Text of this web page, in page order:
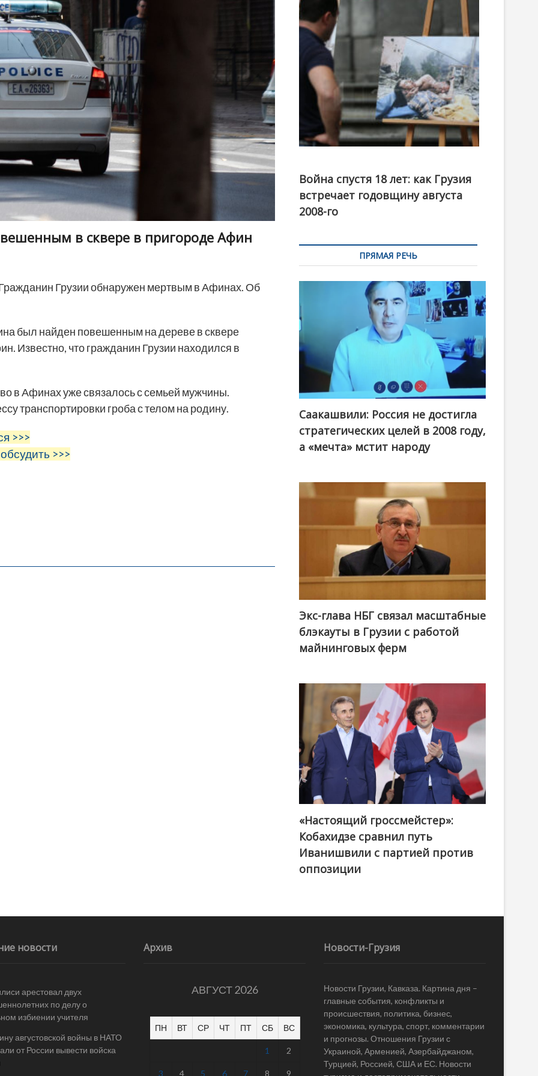
o
n
в сквере в пригороде Афин
Грузии обнаружен мертвым в Афинах. Об
был найден повешенным на дереве в сквере
Известно, что гражданин Грузии находился в
в Афинах уже связалось с семьей мужчины.
транспортировки гроба с телом на родину.
>>>
>>>
канал
Война спустя 18 лет: как Грузия
встречает годовщину августа
2008-го
ПРЯМАЯ РЕЧЬ
Саакашвили: Россия не достигла
стратегических целей в 2008 году,
а «мечта» мстит народу
Экс-глава НБГ связал масштабные
блэкауты в Грузии с работой
майнинговых ферм
@ქართული ოცნება / Georgian Dream
«Настоящий гроссмейстер»:
Кобахидзе сравнил путь
Иванишвили с партией против
оппозиции
новости
арестовал двух
по делу о
избиении учителя
августовской войны в НАТО
от России вывести войска
Архив
АВГУСТ 2026
ПН ВТ СР ЧТ ПТ СБ ВС
1 2
3 4 5 6 7 8 9
Новости-Грузия
Новости Грузии, Кавказа. Картина дня –
главные события, конфликты и
происшествия, политика, бизнес,
экономика, культура, спорт, комментарии
и прогнозы. Отношения Грузии с
Украиной, Арменией, Азербайджаном,
Турцией, Россией, США и ЕС. Новости